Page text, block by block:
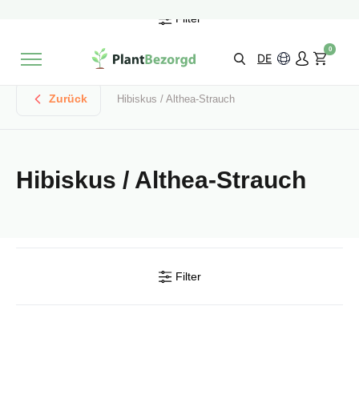
Mit einer Bewertung versehen
Wähle selbst
Qualität DE
0
Zurück Hibiskus / Althea-Strauch
Hibiskus / Althea-Strauch
Filter
Filter